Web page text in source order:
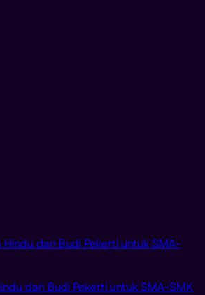
dan Budi Pekerti untuk SMA-SMK